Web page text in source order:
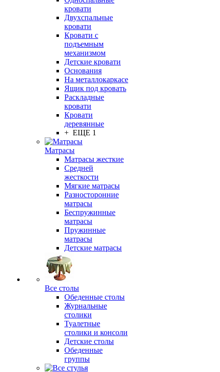
кровати
Двухспальные
кровати
Кровати с
подъемным
механизмом
Детские кровати
Основания
На металлокаркасе
Ящик под кровать
Раскладные
кровати
Кровати
деревянные
+ ЕЩЕ 1
Матрасы
Матрасы жесткие
Средней
жесткости
Мягкие матрасы
Разносторонние
матрасы
Беспружинные
матрасы
Пружинные
матрасы
Детские матрасы
Все столы
Обеденные столы
Журнальные
столики
Туалетные
столики и консоли
Детские столы
Обеденные
группы